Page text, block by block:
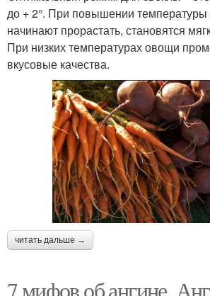
до + 2°. При повышении
начинают прорастать, становятся
При низких температурах овощи
вкусовые качества.
читать дальше →